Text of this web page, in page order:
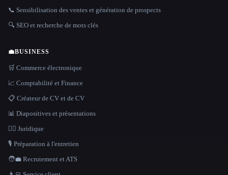
📞 Sensibilisation des ventes et génération de prospects
🔍 SEO et recherche de mots clés
💼BUSINESS
🛒 Commerce électronique
📈 Comptabilité et Finance
📋 Créateur de CV et de CV
📊 Diapositives et présentations
👩‍⚖️ Juridique
🎙️ Préparation à l'entretien
🧑‍💼 Recrutement et ATS